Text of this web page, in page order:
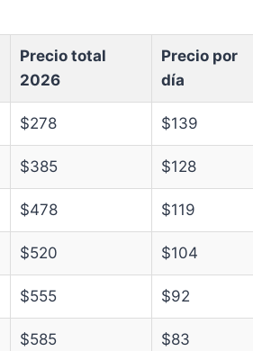
Precio total
2026
Precio por
día
$278 $139
$385 $128
$478 $119
$520 $104
$555 $92
$585 $83